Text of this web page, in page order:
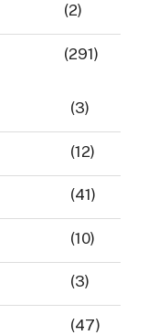
(2)
(291)
(3)
(12)
(41)
(10)
(3)
(47)